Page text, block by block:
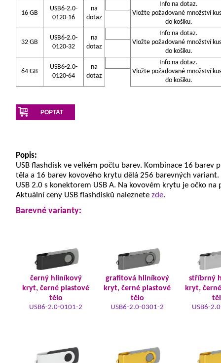
16 GB
USB6-2.0-
0120-16
na
dotaz
Info na dotaz.
Vložte požadované množství
do košíku.
32 GB
USB6-2.0-
0120-32
na
dotaz
Info na dotaz.
Vložte požadované množství
do košíku.
64 GB
USB6-2.0-
0120-64
na
dotaz
Info na dotaz.
Vložte požadované množství
do košíku.
POPTAT
Popis:
USB flashdisk ve velkém počtu barev. Kombinace 16 barev
těla a 16 barev kovového krytu dělá 256 barevných variant.
USB 2.0 s konektorem USB A. Na kovovém krytu je očko na
Aktuální ceny USB flashdisků naleznete zde.
Barevné varianty:
černý hliníkový
kryt, černé plastové
tělo
USB6-2.0-0101-2
grafitová hliníkový
kryt, černé plastové
tělo
USB6-2.0-0301-2
stříbrný
kryt,
USB6-